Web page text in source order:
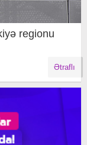
regionu
Ətraflı